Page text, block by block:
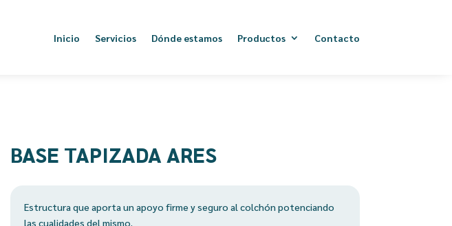
Inicio Servicios Dónde estamos Productos Contacto
BASE TAPIZADA ARES
Estructura que aporta un apoyo firme y seguro al colchón potenciando
las cualidades del mismo.